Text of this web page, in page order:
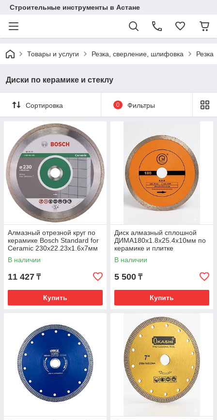
Строительные инструменты в Астане
Товары и услуги Резка, сверление, шлифовка Резка
Диски по керамике и стеклу
Сортировка 0 Фильтры
Алмазный отрезной круг по
керамике Bosch Standard for
Ceramic 230x22.23x1.6x7мм
2608602205
В наличии
11 427 ₸
Купить
Диск алмазный сплошной
ДИМА180х1.8х25.4х10мм по
керамике и плитке
В наличии
5 500 ₸
Купить